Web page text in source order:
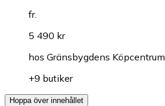
fr.
5 490 kr
hos Gränsbygdens Köpcentrum
+9 butiker
Hoppa över innehållet